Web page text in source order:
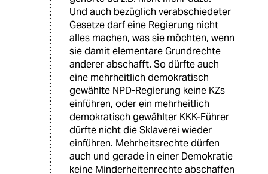
Und auch bezüglich verabschiedeter
Gesetze darf eine Regierung nicht
alles machen, was sie möchten, wenn
sie damit elementare Grundrechte
anderer abschafft. So dürfte auch
eine mehrheitlich demokratisch
gewählte NPD-Regierung keine KZs
einführen, oder ein mehrheitlich
demokratisch gewählter KKK-Führer
dürfte nicht die Sklaverei wieder
einführen. Mehrheitsrechte dürfen
auch und gerade in einer Demokratie
keine Minderheitenrechte abschaffen